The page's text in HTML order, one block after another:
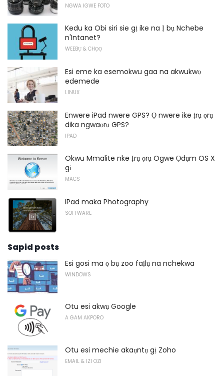
NGWA IGWE FOTO
Kedu ka Obi siri sie gị ike na Ị bụ Nchebe
n'Intanet?
WEEBỤ & CHỌỌ
Esi eme ka esemokwu gaa na akwukwọ
edemede
LINUX
Enwere iPad nwere GPS? Ọ nwere ike ịrụ ọrụ
dika ngwaọrụ GPS?
IPAD
Okwu Mmalite nke Ịrụ ọrụ Ogwe Ọdụm OS X
gị
MACS
IPad maka Photography
SOFTWARE
Sapid posts
Esi gosi ma ọ bụ zoo faịlụ na nchekwa
WINDOWS
Otu esi akwụ Google
A GAM AKPORO
Otu esi mechie akaụntụ gị Zoho
EMAIL & IZI OZI